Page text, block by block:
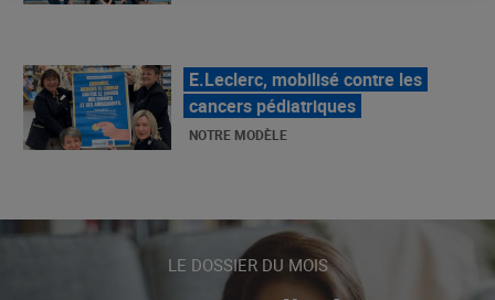
LE MOUVEMENT E.LECLERC ET
« Repérage » - La nouvelle revue de
LE DOSSIER DU MOIS